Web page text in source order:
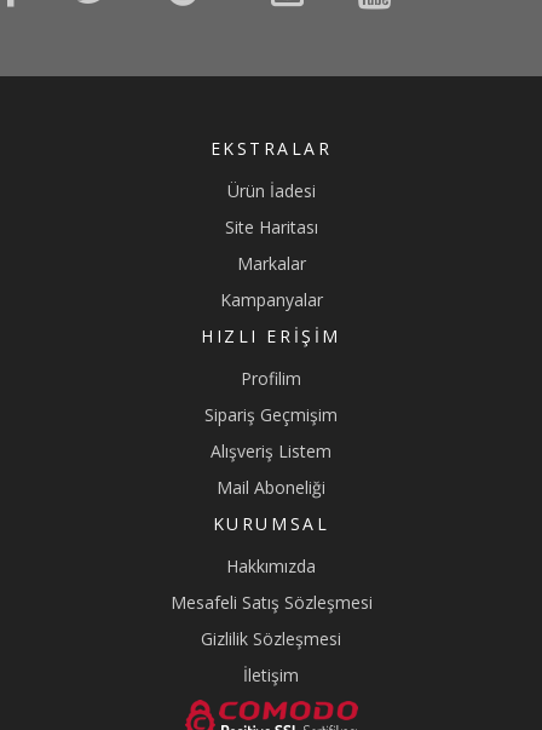
EKSTRALAR
Ürün İadesi
Site Haritası
Markalar
Kampanyalar
HIZLI ERIŞIM
Profilim
Sipariş Geçmişim
Alışveriş Listem
Mail Aboneliği
KURUMSAL
Hakkımızda
Mesafeli Satış Sözleşmesi
Gizlilik Sözleşmesi
İletişim